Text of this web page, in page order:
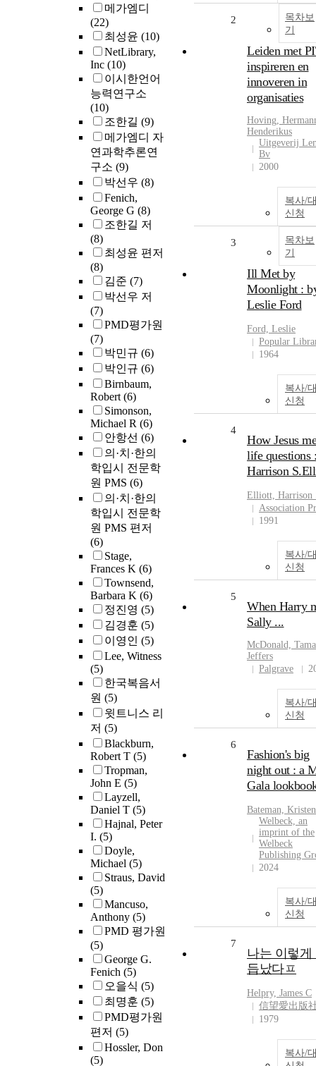
메가엠디
(22)
최성윤 (10)
NetLibrary,
Inc (10)
이시한언어
능력연구소
(10)
조한길 (9)
메가엠디 자
연과학추론연
구소 (9)
박선우 (8)
Fenich,
George G (8)
조한길 저
(8)
최성윤 편저
(8)
김준 (7)
박선우 저
(7)
PMD평가원
(7)
박민규 (6)
박인규 (6)
Birnbaum,
Robert(6)
Simonson,
Michael R (6)
안항선 (6)
의·치·한의
학입시 전문학
원 PMS (6)
의·치·한의
학입시 전문학
원 PMS 편저
(6)
Stage,
Frances K (6)
Townsend,
Barbara K (6)
정진영 (5)
김경훈 (5)
이영인 (5)
Lee, Witness
(5)
한국복음서
원 (5)
윗트니스 리
저 (5)
Blackburn,
Robert T (5)
Tropman,
John E (5)
Layzell,
Daniel T (5)
Hajnal, Peter
I. (5)
Doyle,
Michael (5)
Straus, David
(5)
Mancuso,
Anthony (5)
PMD 평가원
(5)
George G.
Fenich (5)
오을식 (5)
최명훈 (5)
PMD평가원
편저 (5)
Hossler, Don
(5)
목차보
기
2
Leiden met
inspireren en
innoveren in
organisaties
Hoving,
Henderikus
Uitgeverij
Bv
2000
복사/
신청
목차보
기
3
Ill Met by
Moonlight :
Leslie Ford
Ford, Leslie
Popular
1964
복사/
신청
4
How Jesus
life questions
Harrison
Elliott, Harrison
Association
1991
복사/
신청
5
When Harry
Sally ...
McDonald,
Jeffers
Palgrave
복사/
신청
6
Fashion's big
night out : a
Gala
Bateman, Kristen
Welbeck, an
imprint of the
Welbeck
Publishing
2024
복사/
신청
7
나는 이렇게
듭났다ㅍ
Helpry, James C
信望愛出版
1979
복사/